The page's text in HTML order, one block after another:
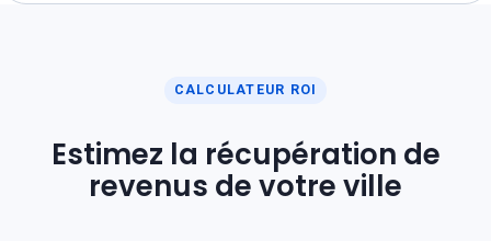
CALCULATEUR ROI
Estimez la récupération de
revenus de votre ville